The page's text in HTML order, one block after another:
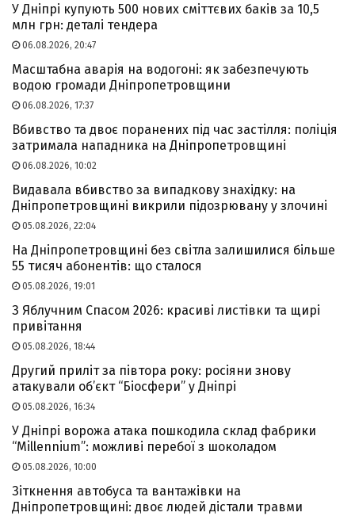
У Дніпрі купують 500 нових сміттєвих баків за 10,5
млн грн: деталі тендера
06.08.2026, 20:47
Масштабна аварія на водогоні: як забезпечують
водою громади Дніпропетровщини
06.08.2026, 17:37
Вбивство та двоє поранених під час застілля: поліція
затримала нападника на Дніпропетровщині
06.08.2026, 10:02
Видавала вбивство за випадкову знахідку: на
Дніпропетровщині викрили підозрювану у злочині
05.08.2026, 22:04
На Дніпропетровщині без світла залишилися більше
55 тисяч абонентів: що сталося
05.08.2026, 19:01
З Яблучним Спасом 2026: красиві листівки та щирі
привітання
05.08.2026, 18:44
Другий приліт за півтора року: росіяни знову
атакували об’єкт “Біосфери” у Дніпрі
05.08.2026, 16:34
У Дніпрі ворожа атака пошкодила склад фабрики
“Millennium”: можливі перебої з шоколадом
05.08.2026, 10:00
Зіткнення автобуса та вантажівки на
Дніпропетровщині: двоє людей дістали травми